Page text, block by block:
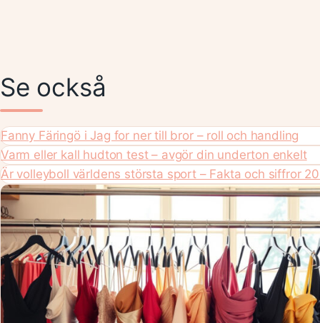
Se också
Fanny Färingö i Jag for ner till bror – roll och handling
Varm eller kall hudton test – avgör din underton enkelt
Är volleyboll världens största sport – Fakta och siffror